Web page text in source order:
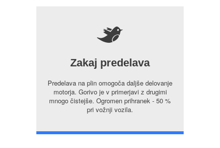
5
Zakaj predelava
Predelava na plin omogoča daljše delovanje
motorja. Gorivo je v primerjavi z drugimi
mnogo čistejše. Ogromen prihranek - 50 %
pri vožnji vozila.